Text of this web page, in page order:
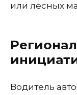
или лесных
Водитель